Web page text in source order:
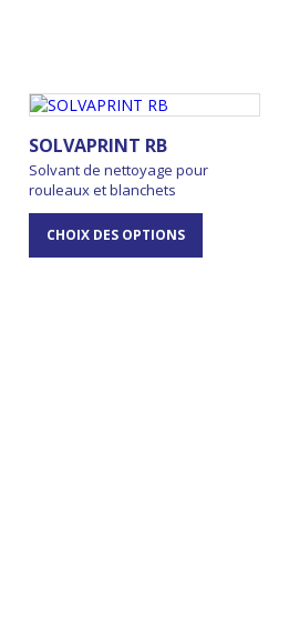
SOLVAPRINT RB
Solvant de nettoyage pour
rouleaux et blanchets
CHOIX DES OPTIONS